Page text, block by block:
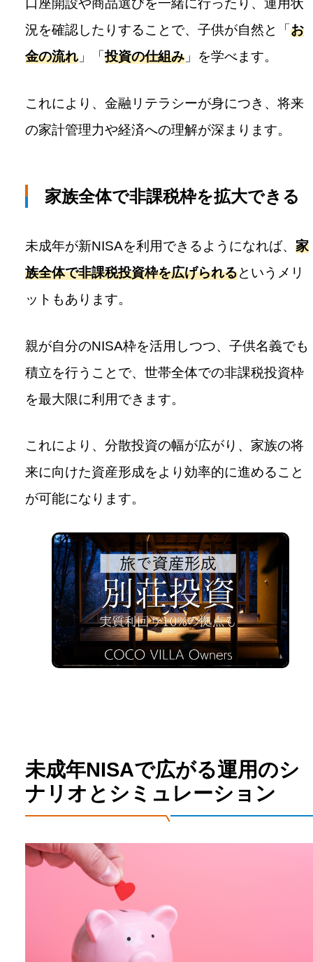
口座開設や商品選びを一緒に行ったり、運用状
況を確認したりすることで、子供が自然と「 お
金の流れ」「投資の仕組み 」を学べます。
これにより、金融リテラシーが身につき、将来
の家計管理力や経済への理解が深まります。
家族全体で非課税枠を拡大できる
未成年が新NISAを利用できるようになれば、 家
族全体で非課税投資枠を広げられるというメリ
ットもあります。
親が自分のNISA枠を活用しつつ、子供名義でも
積立を行うことで、世帯全体での非課税投資枠
を最大限に利用できます。
これにより、分散投資の幅が広がり、家族の将
来に向けた資産形成をより効率的に進めること
が可能になります。
未成年NISAで広がる運用のシ
ナリオとシミュレーション